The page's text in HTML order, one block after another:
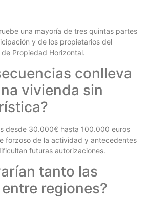
una mayoría de tres quintas partes
y de los propietarios del
Propiedad Horizontal.
conlleva
vivienda sin
desde 30.000€ hasta 100.000 euros
forzoso de la actividad y antecedentes
futuras autorizaciones.
tanto las
regiones?